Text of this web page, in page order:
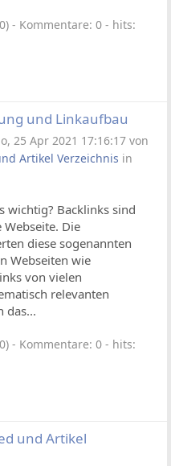
- Kommentare: 0 - hits:
und Linkaufbau
25 Apr 2021 17:16:17 von
Artikel Verzeichnis in
wichtig? Backlinks sind
Die
diese sogenannten
Webseiten wie
von vielen
relevanten
das...
- Kommentare: 0 - hits:
und Artikel